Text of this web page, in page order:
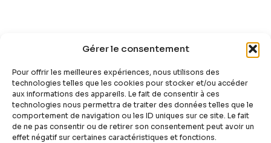
Gérer le consentement
Pour offrir les meilleures expériences, nous utilisons des
technologies telles que les cookies pour stocker et/ou accéder
aux informations des appareils. Le fait de consentir à ces
technologies nous permettra de traiter des données telles que le
comportement de navigation ou les ID uniques sur ce site. Le fait
de ne pas consentir ou de retirer son consentement peut avoir un
effet négatif sur certaines caractéristiques et fonctions.
pouvez toujours vous y inscire.
Sign Up